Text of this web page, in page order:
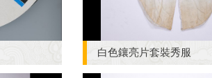
白色鑲亮片套裝秀服